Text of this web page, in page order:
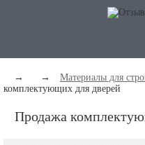
→ → Материалы для
комплектующих для дверей
Продажа